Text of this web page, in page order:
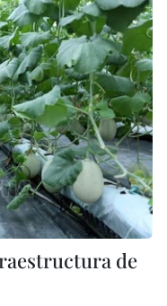
de